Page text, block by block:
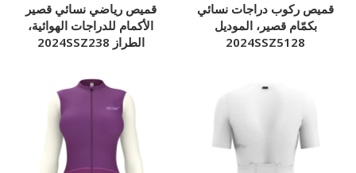
قميص ركوب دراجات نسائي
بكمّام قصير، الموديل
2024SSZ5128
قميص رياضي نسائي قصير
الأكمام للدراجات الهوائية،
الطراز 2024SSZ238